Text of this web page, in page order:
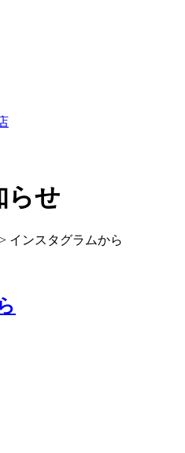
らせ
> インスタグラムから